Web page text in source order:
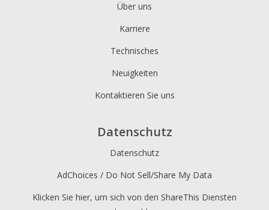
Über uns
Karriere
Technisches
Neuigkeiten
Kontaktieren Sie uns
Datenschutz
Datenschutz
AdChoices / Do Not Sell/Share My Data
Klicken Sie hier, um sich von den ShareThis Diensten